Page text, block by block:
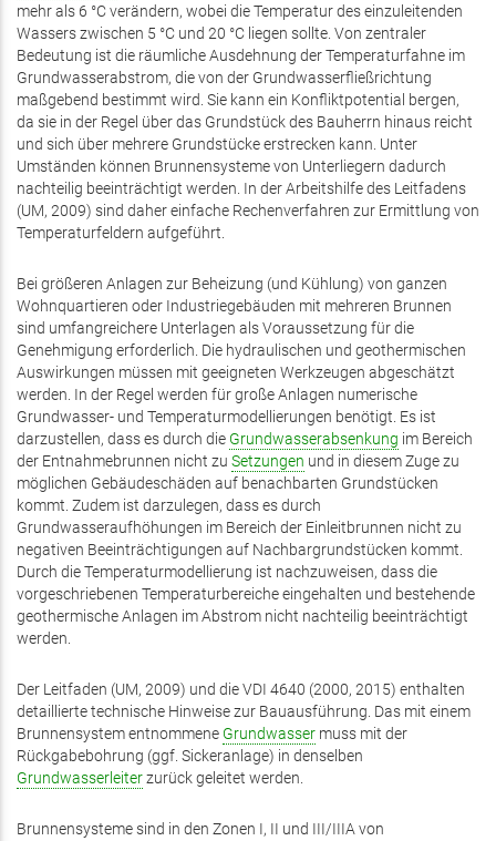
mehr als 6 °C verändern, wobei die Temperatur des einzuleitenden
Wassers zwischen 5 °C und 20 °C liegen sollte. Von zentraler
Bedeutung ist die räumliche Ausdehnung der Temperaturfahne im
Grundwasserabstrom, die von der Grundwasserfließrichtung
maßgebend bestimmt wird. Sie kann ein Konfliktpotential bergen,
da sie in der Regel über das Grundstück des Bauherrn hinaus reicht
und sich über mehrere Grundstücke erstrecken kann. Unter
Umständen können Brunnensysteme von Unterliegern dadurch
nachteilig beeinträchtigt werden. In der Arbeitshilfe des Leitfadens
(UM, 2009) sind daher einfache Rechenverfahren zur Ermittlung von
Temperaturfeldern aufgeführt.
Bei größeren Anlagen zur Beheizung (und Kühlung) von ganzen
Wohnquartieren oder Industriegebäuden mit mehreren Brunnen
sind umfangreichere Unterlagen als Voraussetzung für die
Genehmigung erforderlich. Die hydraulischen und geothermischen
Auswirkungen müssen mit geeigneten Werkzeugen abgeschätzt
werden. In der Regel werden für große Anlagen numerische
Grundwasser- und Temperaturmodellierungen benötigt. Es ist
darzustellen, dass es durch die Grundwasserabsenkung im Bereich
der Entnahmebrunnen nicht zu Setzungen und in diesem Zuge zu
möglichen Gebäudeschäden auf benachbarten Grundstücken
kommt. Zudem ist darzulegen, dass es durch
Grundwasseraufhöhungen im Bereich der Einleitbrunnen nicht zu
negativen Beeinträchtigungen auf Nachbargrundstücken kommt.
Durch die Temperaturmodellierung ist nachzuweisen, dass die
vorgeschriebenen Temperaturbereiche eingehalten und bestehende
geothermische Anlagen im Abstrom nicht nachteilig beeinträchtigt
werden.
Der Leitfaden (UM, 2009) und die VDI 4640 (2000, 2015) enthalten
detaillierte technische Hinweise zur Bauausführung. Das mit einem
Brunnensystem entnommene Grundwasser muss mit der
Rückgabebohrung (ggf. Sickeranlage) in denselben
Grundwasserleiterzurück geleitet werden.
Brunnensysteme sind in den Zonen I, II und III/IIIA von